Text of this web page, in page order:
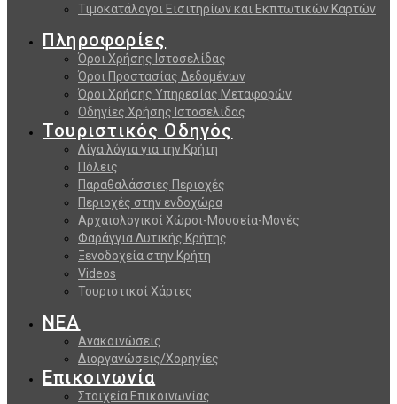
Τιμοκατάλογοι Εισιτηρίων και Εκπτωτικών Καρτών
Πληροφορίες
Όροι Χρήσης Ιστοσελίδας
Όροι Προστασίας Δεδομένων
Όροι Χρήσης Υπηρεσίας Μεταφορών
Οδηγίες Χρήσης Ιστοσελίδας
Τουριστικός Οδηγός
Λίγα λόγια για την Κρήτη
Πόλεις
Παραθαλάσσιες Περιοχές
Περιοχές στην ενδοχώρα
Αρχαιολογικοί Χώροι-Μουσεία-Μονές
Φαράγγια Δυτικής Κρήτης
Ξενοδοχεία στην Κρήτη
Videos
Τουριστικοί Χάρτες
ΝΕΑ
Ανακοινώσεις
Διοργανώσεις/Χορηγίες
Επικοινωνία
Στοιχεία Επικοινωνίας